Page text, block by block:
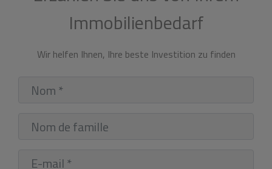
Immobilienbedarf
Wir helfen Ihnen, Ihre beste Investition zu finden